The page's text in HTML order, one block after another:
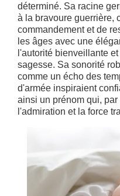
déterminé. Sa racine
à la bravoure guerrière,
commandement et de
les âges avec une
l'autorité bienveillante
sagesse. Sa sonorité
comme un écho des
d'armée inspiraient
ainsi un prénom qui,
l'admiration et la force